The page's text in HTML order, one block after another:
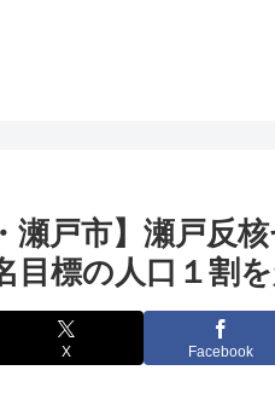
瀬戸市】瀬戸反
目標の人口１割を
X Facebook